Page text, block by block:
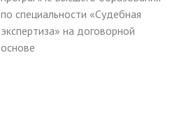
по специальности «Судебная
экспертиза» на договорной
основе